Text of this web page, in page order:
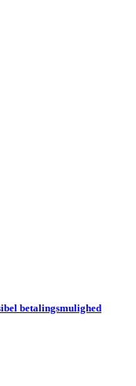
betalingsmulighed